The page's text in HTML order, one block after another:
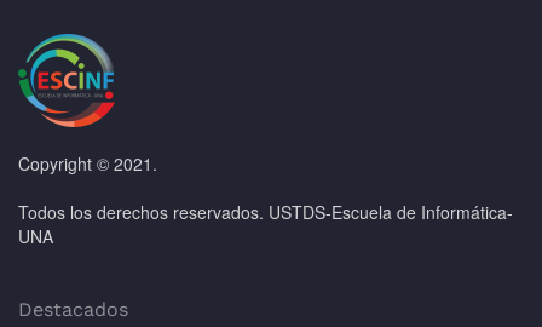
Copyright © 2021.
Todos los derechos reservados. USTDS-Escuela de Informática-
UNA
Destacados